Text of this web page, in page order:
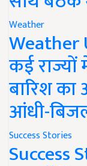
Weather
Weather
कई राज्यों
बारिश का
आंधी-
Success Stories
Success